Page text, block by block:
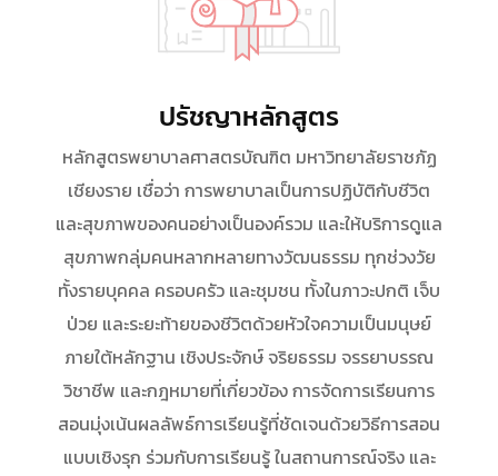
ปรัชญาหลักสูตร
หลักสูตรพยาบาลศาสตรบัณฑิต มหาวิทยาลัยราชภัฏ
เชียงราย เชื่อว่า การพยาบาลเป็นการปฏิบัติกับชีวิต
และสุขภาพของคนอย่างเป็นองค์รวม และให้บริการดูแล
สุขภาพกลุ่มคนหลากหลายทางวัฒนธรรม ทุกช่วงวัย
ทั้งรายบุคคล ครอบครัว และชุมชน ทั้งในภาวะปกติ เจ็บ
ป่วย และระยะท้ายของชีวิตด้วยหัวใจความเป็นมนุษย์
ภายใต้หลักฐาน เชิงประจักษ์ จริยธรรม จรรยาบรรณ
วิชาชีพ และกฎหมายที่เกี่ยวข้อง การจัดการเรียนการ
สอนมุ่งเน้นผลลัพธ์การเรียนรู้ที่ชัดเจนด้วยวิธีการสอน
แบบเชิงรุก ร่วมกับการเรียนรู้ ในสถานการณ์จริง และ